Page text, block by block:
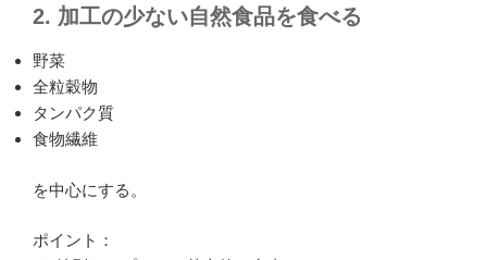
2. 加工の少ない自然食品を食べる
野菜
全粒穀物
タンパク質
食物繊維
を中心にする。
ポイント：